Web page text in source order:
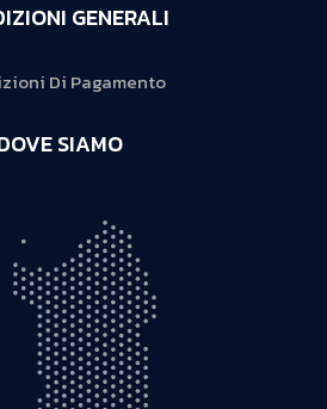
GENERALI
Di Pagamento
SIAMO